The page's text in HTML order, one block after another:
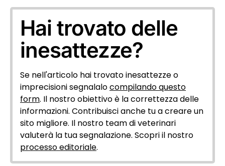
Hai trovato delle
inesattezze?
Se nell'articolo hai trovato inesattezze o
imprecisioni segnalalocompilando questo
form. Il nostro obiettivo è la correttezza delle
informazioni. Contribuisci anche tu a creare un
sito migliore. Il nostro team di veterinari
valuterà la tua segnalazione. Scopri il nostro
processo editoriale.